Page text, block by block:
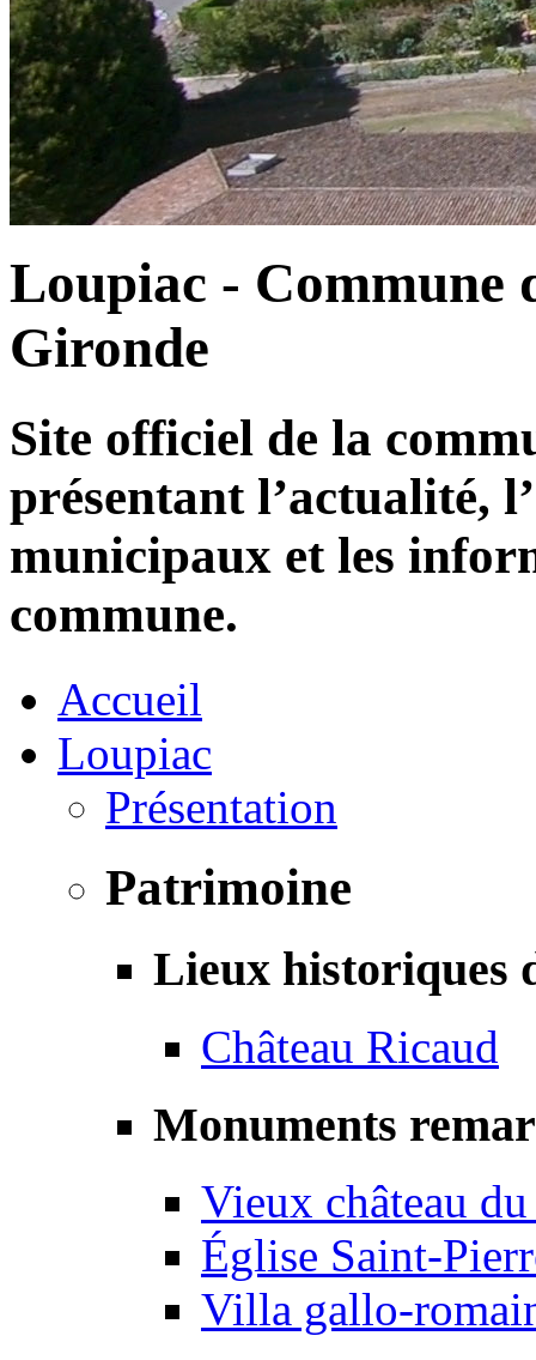
Loupiac - Commune
Gironde
Site officiel de la
présentant l’actualité,
municipaux et les
commune.
Accueil
Loupiac
Présentation
Patrimoine
Lieux historiques
Château Ricaud
Monuments
Vieux château
Église Saint-
Villa gallo-